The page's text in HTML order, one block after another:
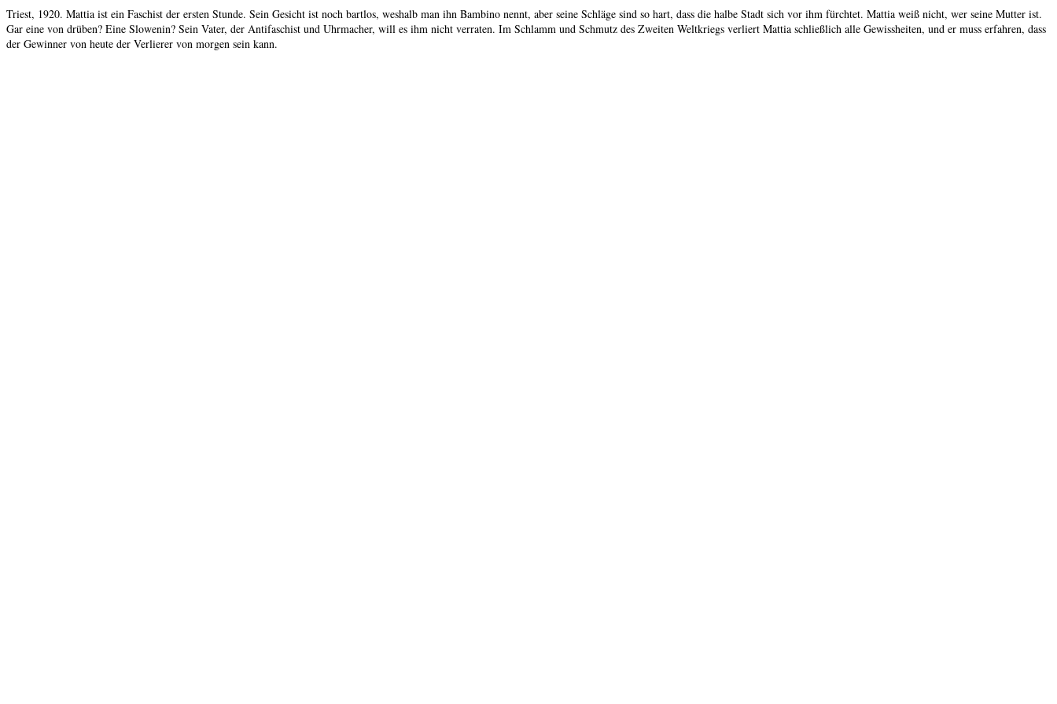
Triest, 1920. Mattia ist ein Faschist der ersten Stunde. Sein Gesicht ist noch bartlos, weshalb man ihn Bambino nennt, aber seine Schläge sind so hart, dass die halbe Stadt sich vor ihm fürchtet. Mattia weiß nicht, wer seine Mutter ist.
Gar eine von drüben? Eine Slowenin? Sein Vater, der Antifaschist und Uhrmacher, will es ihm nicht verraten. Im Schlamm und Schmutz des Zweiten Weltkriegs verliert Mattia schließlich alle Gewissheiten, und er muss erfahren, dass
der Gewinner von heute der Verlierer von morgen sein kann.